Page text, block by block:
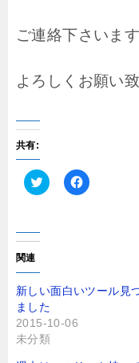
ご連絡下さいま
よろしくお願い致
共有:
ク
し
て
T
i
t
t
e
r
で
共
F
共
有
る
に
関連
新しい面白いツール見
ました
2015-10-06
未分類